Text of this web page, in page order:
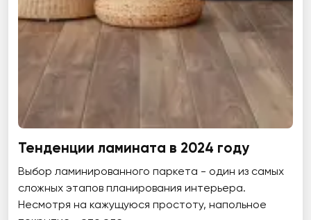
Тенденции ламината в 2024 году
Выбор ламинированного паркета - один из самых
сложных этапов планирования интерьера.
Несмотря на кажущуюся простоту, напольное